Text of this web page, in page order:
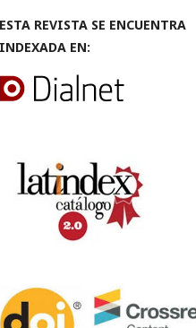
ESTA REVISTA SE ENCUENTRA
INDEXADA EN: